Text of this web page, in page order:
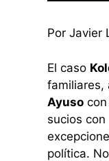
Por Javier
El caso
familiares,
Ayusocon
sucios
política.